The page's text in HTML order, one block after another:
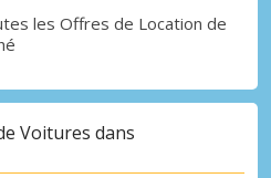
les Offres de Location de
Voitures dans